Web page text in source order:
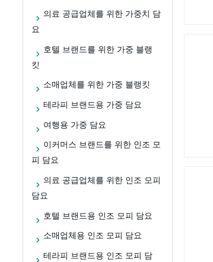
의료 공급업체를 위한 가중치 담
요
호텔 브랜드를 위한 가중 블랭
킷
소매업체를 위한 가중 블랭킷
테라피 브랜드용 가중 담요
여행용 가중 담요
이커머스 브랜드를 위한 인조 모
피 담요
의료 공급업체를 위한 인조 모피
담요
호텔 브랜드용 인조 모피 담요
소매업체용 인조 모피 담요
테라피 브랜드용 인조 모피 담